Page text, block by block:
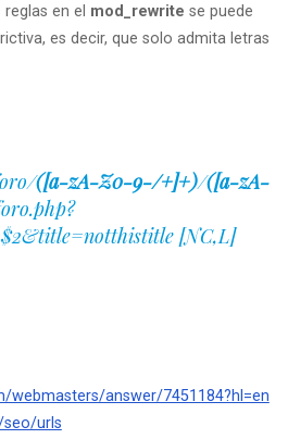
en el mod_rewrite se puede
es decir, que solo admita letras
([a-zA-Z0-9-/+]+)/([a-zA-
[NC,L]
webmasters/answer/7451184?hl=en
urls